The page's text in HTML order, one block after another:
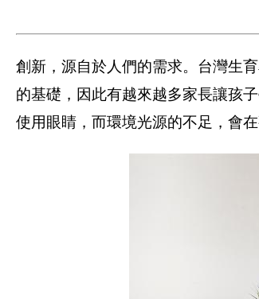
創新，源自於人們的需求。台灣生
的基礎，因此有越來越多家長讓孩
使用眼睛，而環境光源的不足，會